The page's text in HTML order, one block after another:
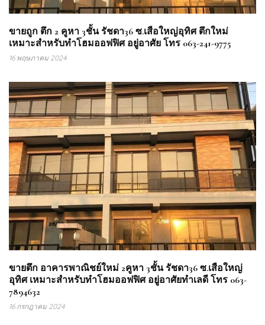
ขายถูก ตึก 2 คูหา 3ชั้น รัชดา36 ซ.เสือใหญ่อุทิศ ตึกใหม่
เหมาะสำหรับทำโฮมออฟฟิศ อยู่อาศัย โทร 063-241-9775
16 พฤษภาคม 2024
ขายตึก อาคารพาณิชย์ใหม่ 2คูหา 3ชั้น รัชดา36 ซ.เสือใหญ่
อุทิศ เหมาะสำหรับทำโฮมออฟฟิศ อยู่อาศัยทำเลดี โทร 063-
7894632
16 กรกฎาคม 2024